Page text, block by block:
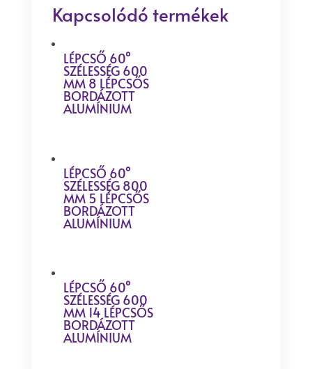
Kapcsolódó termékek
LÉPCSŐ 60°
SZÉLESSÉG 600
MM 8 LÉPCSŐS
BORDÁZOTT
ALUMÍNIUM
LÉPCSŐ 60°
SZÉLESSÉG 800
MM 5 LÉPCSŐS
BORDÁZOTT
ALUMÍNIUM
LÉPCSŐ 60°
SZÉLESSÉG 600
MM 14 LÉPCSŐS
BORDÁZOTT
ALUMÍNIUM